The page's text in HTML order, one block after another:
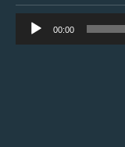
áudio
Tocador
de
00:00